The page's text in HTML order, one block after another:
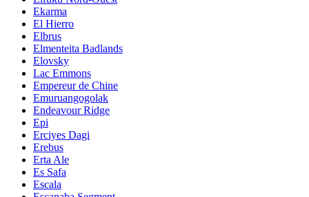
Ekarma
El Hierro
Elbrus
Elmenteita Badlands
Elovsky
Lac Emmons
Empereur de Chine
Emuruangogolak
Endeavour Ridge
Epi
Erciyes Dagi
Erebus
Erta Ale
Es Safa
Escala